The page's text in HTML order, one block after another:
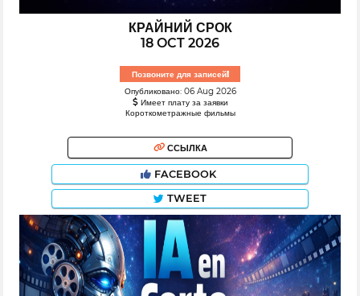
КРАЙНИЙ СРОК
18 OCT 2026
Позвоните для записей!
Опубликовано: 06 Aug 2026
Имеет плату за заявки
Короткометражные фильмы
ССЫЛКА
FACEBOOK
TWEET